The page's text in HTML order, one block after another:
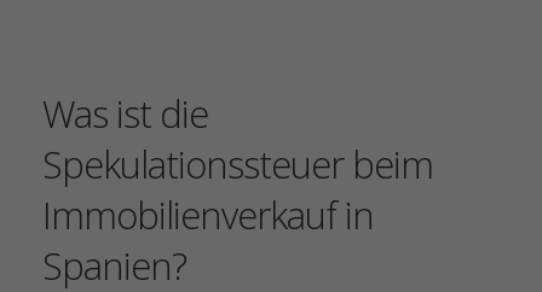
Was ist die
Spekulationssteuer beim
Immobilienverkauf in
Spanien?